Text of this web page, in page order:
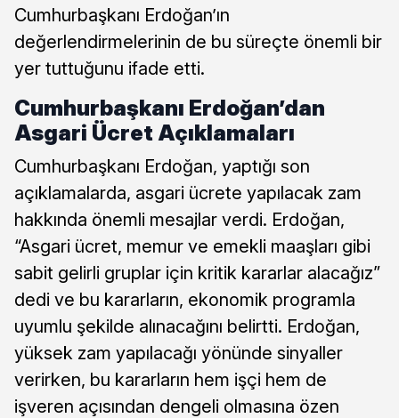
Cumhurbaşkanı Erdoğan’ın
değerlendirmelerinin de bu süreçte önemli bir
yer tuttuğunu ifade etti.
Cumhurbaşkanı Erdoğan’dan
Asgari Ücret Açıklamaları
Cumhurbaşkanı Erdoğan, yaptığı son
açıklamalarda, asgari ücrete yapılacak zam
hakkında önemli mesajlar verdi. Erdoğan,
“Asgari ücret, memur ve emekli maaşları gibi
sabit gelirli gruplar için kritik kararlar alacağız”
dedi ve bu kararların, ekonomik programla
uyumlu şekilde alınacağını belirtti. Erdoğan,
yüksek zam yapılacağı yönünde sinyaller
verirken, bu kararların hem işçi hem de
işveren açısından dengeli olmasına özen